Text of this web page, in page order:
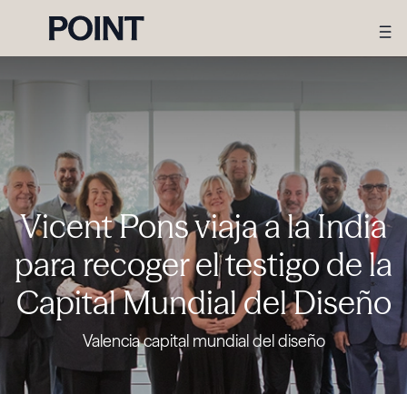
Vicent Pons viaja a la India
para recoger el testigo de la
Capital Mundial del Diseño
Valencia capital mundial del diseño